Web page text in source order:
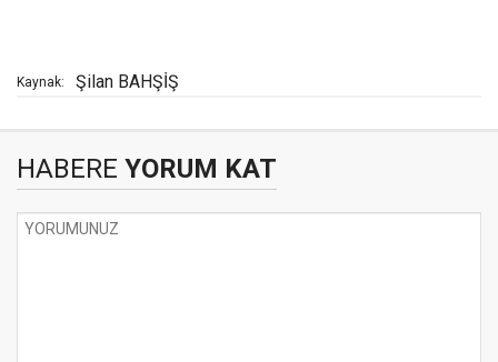
Kaynak: Şilan BAHŞİŞ
HABERE YORUM KAT